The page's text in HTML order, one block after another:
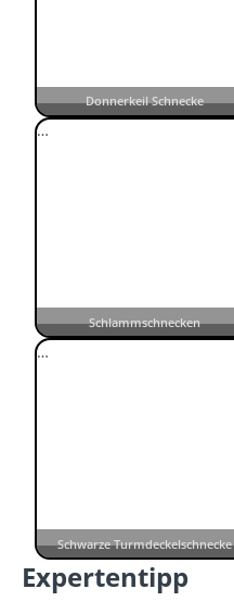
Donnerkeil Schnecke
Schlammschnecken
…
Schwarze Turmdeckelschnecke
…
Expertentipp